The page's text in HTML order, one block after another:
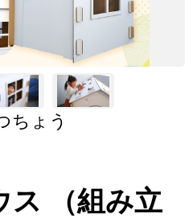
ちょう
ス （組み立